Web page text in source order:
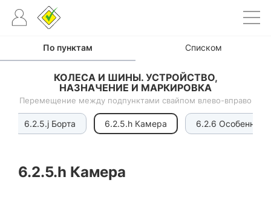
По пунктам Списком
КОЛЕСА И ШИНЫ. УСТРОЙСТВО,
НАЗНАЧЕНИЕ И МАРКИРОВКА
Перемещение между подпунктами свайпом влево-вправо
6.2.5.j Борта 6.2.5.h Камера 6.2.6
6.2.5.h Камера